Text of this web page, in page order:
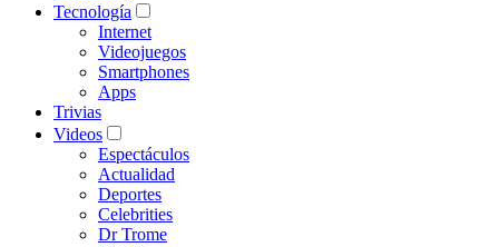
Tecnología
Internet
Videojuegos
Smartphones
Apps
Trivias
Videos
Espectáculos
Actualidad
Deportes
Celebrities
Dr Trome